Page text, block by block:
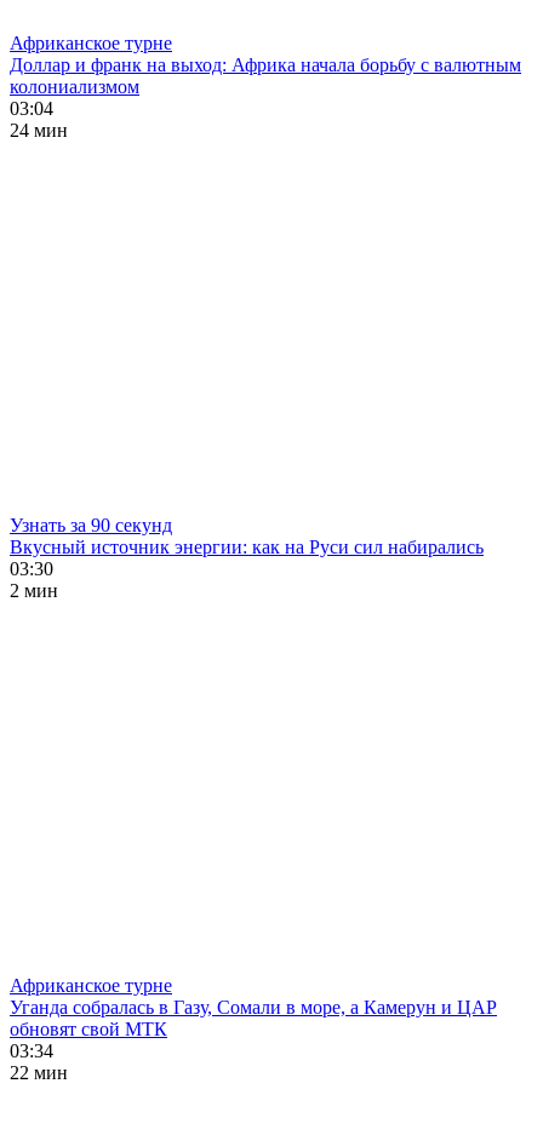
Африканское турне
Доллар и франк на выход: Африка начала борьбу с валютным
колониализмом
03:04
24 мин
Узнать за 90 секунд
Вкусный источник энергии: как на Руси сил набирались
03:30
2 мин
Африканское турне
Уганда собралась в Газу, Сомали в море, а Камерун и ЦАР
обновят свой МТК
03:34
22 мин